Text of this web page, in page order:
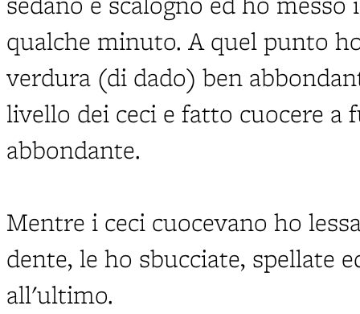
qualche minuto. A quel punto
verdura (di dado) ben
livello dei ceci e fatto cuocere a
abbondante.
Mentre i ceci cuocevano ho
dente, le ho sbucciate, spellate
all'ultimo.